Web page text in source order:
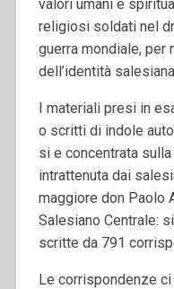
valori umani e
religiosi soldati nel
guerra mondiale,
dell’identità
I materiali presi in
o scritti di indole
si e concentrata
intrattenuta dai
maggiore don Paolo
Salesiano Centrale:
scritte da 791
Le corrispondenze